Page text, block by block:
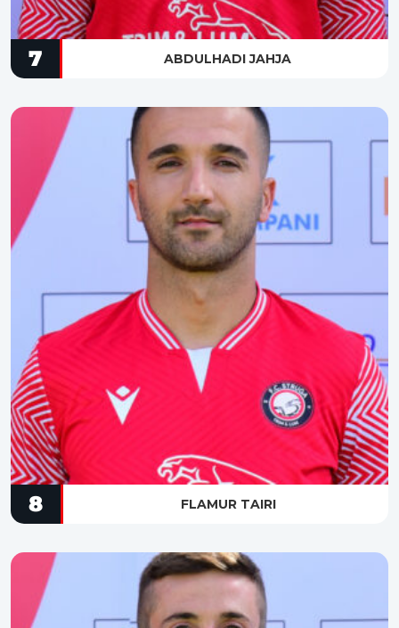
7 ABDULHADI JAHJA
8 FLAMUR TAIRI